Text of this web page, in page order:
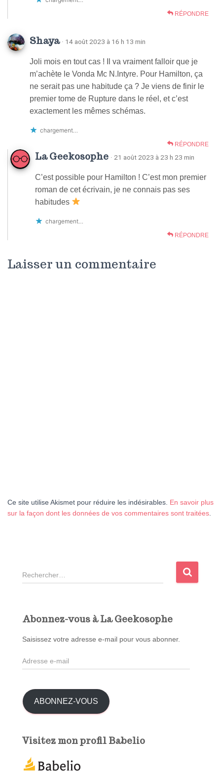
RÉPONDRE
Shaya · 14 août 2023 à 16 h 13 min
Joli mois en tout cas ! Il va vraiment falloir que je
m’achète le Vonda Mc N.Intyre. Pour Hamilton, ça
ne serait pas une habitude ça ? Je viens de finir le
premier tome de Rupture dans le réel, et c’est
exactement les mêmes schémas.
chargement…
RÉPONDRE
La Geekosophe · 21 août 2023 à 23 h 23 min
C’est possible pour Hamilton ! C’est mon premier
roman de cet écrivain, je ne connais pas ses
habitudes
chargement…
RÉPONDRE
Laisser un commentaire
Ce site utilise Akismet pour réduire les indésirables. En savoir plus
sur la façon dont les données de vos commentaires sont traitées
R
e
c
e
r
Abonnez-vous à La Geekosophe
Saisissez votre adresse e-mail pour vous abonner.
A
d
s
s
a
ABONNEZ-VOUS
Visitez mon profil Babelio